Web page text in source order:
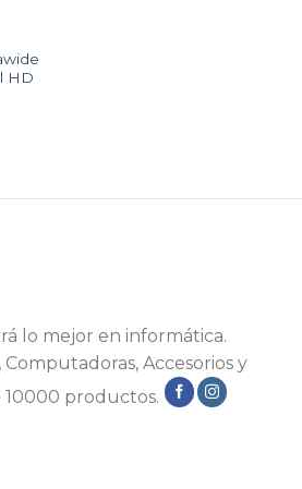
HD
lo mejor en informática.
Accesorios y
10000 productos.